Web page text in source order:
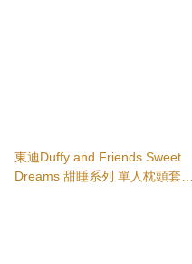
東迪Duffy and Friends Sweet
Dreams 甜睡系列 單人枕頭套&